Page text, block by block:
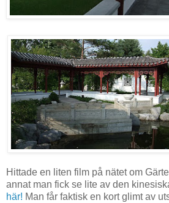
Hittade en liten film på nätet om
annat man fick se lite av den
här! Man får faktisk en kort glimt av